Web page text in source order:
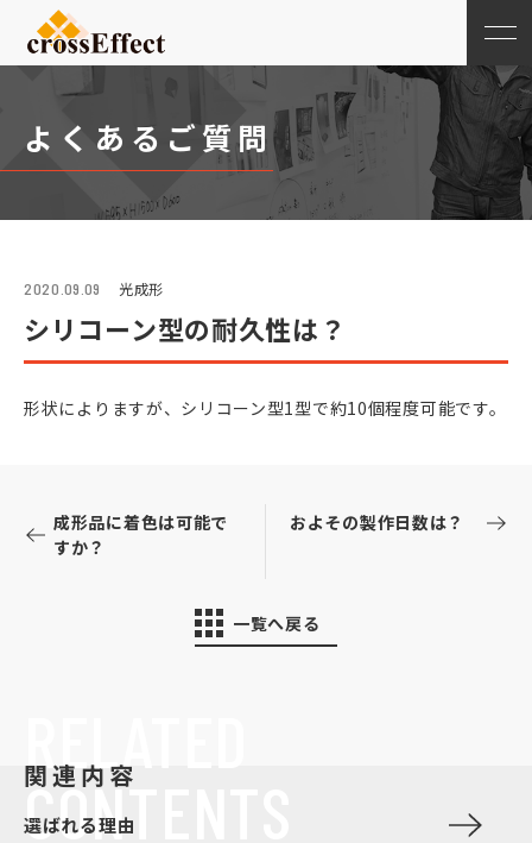
よくあるご質問
2020.09.09 光成形
シリコーン型の耐久性は？
形状によりますが、シリコーン型1型で約10個程度可能です。
成形品に着色は可能で
すか？
一覧へ戻る
およその製作日数は？
CONTENTS
関連内容
選ばれる理由